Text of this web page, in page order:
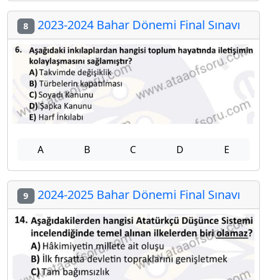
8 2023-2024 Bahar Dönemi Final Sınavı
A B C D E
9 2024-2025 Bahar Dönemi Final Sınavı